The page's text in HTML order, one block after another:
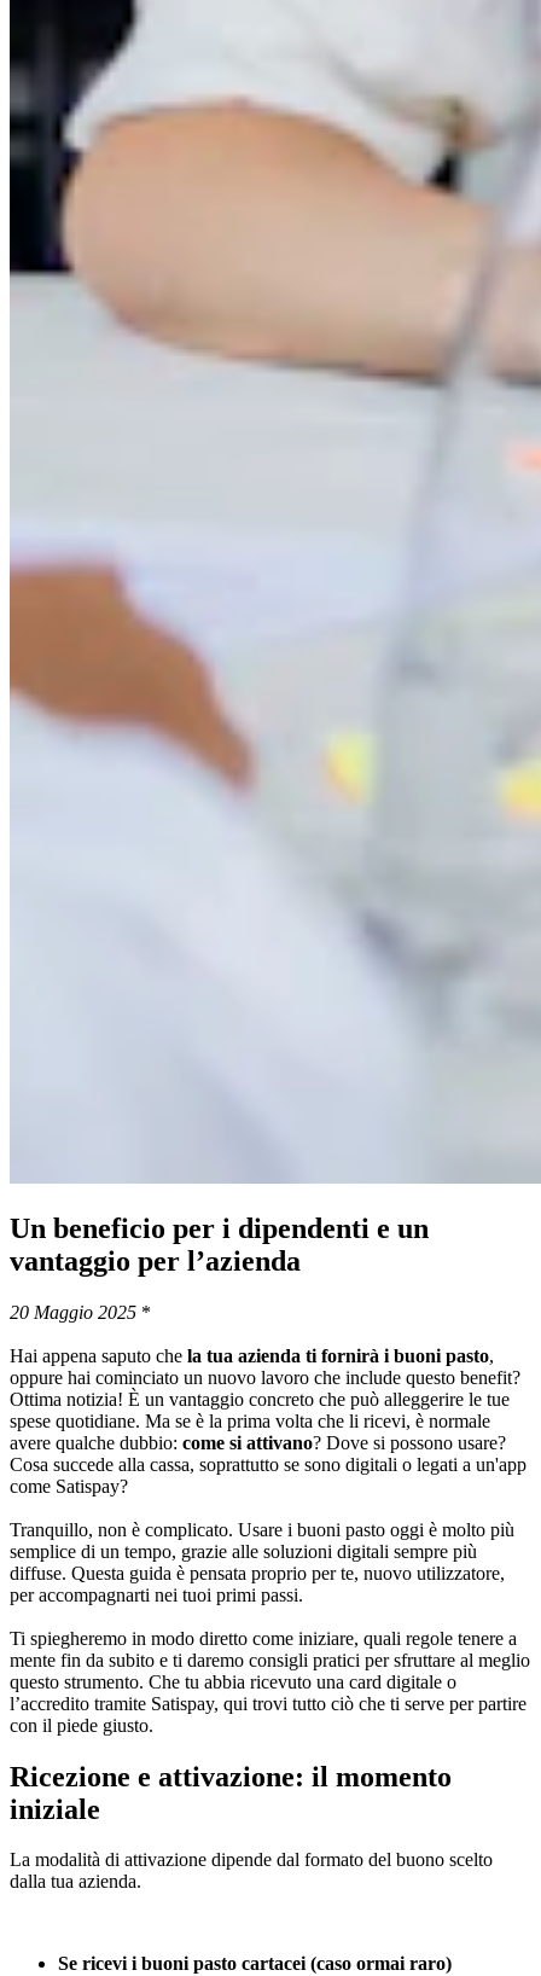
Un beneficio per i dipendenti e un
vantaggio per l’azienda
20 Maggio 2025 *
Hai appena saputo che la tua azienda ti fornirà i buoni pasto,
oppure hai cominciato un nuovo lavoro che include questo benefit?
Ottima notizia! È un vantaggio concreto che può alleggerire le tue
spese quotidiane. Ma se è la prima volta che li ricevi, è normale
avere qualche dubbio: come si attivano? Dove si possono usare?
Cosa succede alla cassa, soprattutto se sono digitali o legati a un'app
come Satispay?
Tranquillo, non è complicato. Usare i buoni pasto oggi è molto più
semplice di un tempo, grazie alle soluzioni digitali sempre più
diffuse. Questa guida è pensata proprio per te, nuovo utilizzatore,
per accompagnarti nei tuoi primi passi.
Ti spiegheremo in modo diretto come iniziare, quali regole tenere a
mente fin da subito e ti daremo consigli pratici per sfruttare al meglio
questo strumento. Che tu abbia ricevuto una card digitale o
l’accredito tramite Satispay, qui trovi tutto ciò che ti serve per partire
con il piede giusto.
Ricezione e attivazione: il momento
iniziale
La modalità di attivazione dipende dal formato del buono scelto
dalla tua azienda.
Se ricevi i buoni pasto cartacei (caso ormai raro)